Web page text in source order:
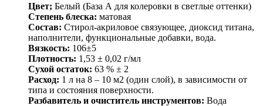
Цвет; Белый (База А для колеровки в светлые оттенки)
Степень блеска: матовая
Состав: Стирол-акриловое связующее, диоксид титана,
наполнители, функциональные добавки, вода.
Вязкость: 106±5
Плотность: 1,53 ± 0,02 г/мл
Сухой остаток: 63 % ± 2
Расход: 1 л на 8 – 10 м2 (один слой), в зависимости от
типа и состояния поверхности.
Разбавитель и очиститель инструментов: Вода